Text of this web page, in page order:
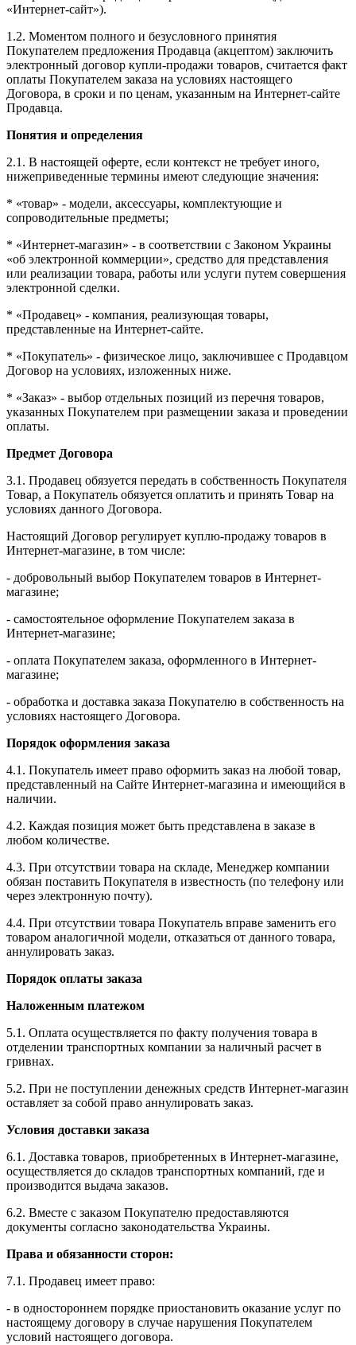
«Интернет-сайт»).
1.2. Моментом полного и безусловного принятия
Покупателем предложения Продавца (акцептом) заключить
электронный договор купли-продажи товаров, считается факт
оплаты Покупателем заказа на условиях настоящего
Договора, в сроки и по ценам, указанным на Интернет-сайте
Продавца.
Понятия и определения
2.1. В настоящей оферте, если контекст не требует иного,
нижеприведенные термины имеют следующие значения:
* «товар» - модели, аксессуары, комплектующие и
сопроводительные предметы;
* «Интернет-магазин» - в соответствии с Законом Украины
«об электронной коммерции», средство для представления
или реализации товара, работы или услуги путем совершения
электронной сделки.
* «Продавец» - компания, реализующая товары,
представленные на Интернет-сайте.
* «Покупатель» - физическое лицо, заключившее с Продавцом
Договор на условиях, изложенных ниже.
* «Заказ» - выбор отдельных позиций из перечня товаров,
указанных Покупателем при размещении заказа и проведении
оплаты.
Предмет Договора
3.1. Продавец обязуется передать в собственность Покупателя
Товар, а Покупатель обязуется оплатить и принять Товар на
условиях данного Договора.
Настоящий Договор регулирует куплю-продажу товаров в
Интернет-магазине, в том числе:
- добровольный выбор Покупателем товаров в Интернет-
магазине;
- самостоятельное оформление Покупателем заказа в
Интернет-магазине;
- оплата Покупателем заказа, оформленного в Интернет-
магазине;
- обработка и доставка заказа Покупателю в собственность на
условиях настоящего Договора.
Порядок оформления заказа
4.1. Покупатель имеет право оформить заказ на любой товар,
представленный на Сайте Интернет-магазина и имеющийся в
наличии.
4.2. Каждая позиция может быть представлена в заказе в
любом количестве.
4.3. При отсутствии товара на складе, Менеджер компании
обязан поставить Покупателя в известность (по телефону или
через электронную почту).
4.4. При отсутствии товара Покупатель вправе заменить его
товаром аналогичной модели, отказаться от данного товара,
аннулировать заказ.
Порядок оплаты заказа
Наложенным платежом
5.1. Оплата осуществляется по факту получения товара в
отделении транспортных компании за наличный расчет в
гривнах.
5.2. При не поступлении денежных средств Интернет-магазин
оставляет за собой право аннулировать заказ.
Условия доставки заказа
6.1. Доставка товаров, приобретенных в Интернет-магазине,
осуществляется до складов транспортных компаний, где и
производится выдача заказов.
6.2. Вместе с заказом Покупателю предоставляются
документы согласно законодательства Украины.
Права и обязанности сторон:
7.1. Продавец имеет право:
- в одностороннем порядке приостановить оказание услуг по
настоящему договору в случае нарушения Покупателем
условий настоящего договора.